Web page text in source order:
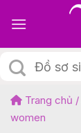
Tìm
kiếm:
Trang chủ /
women